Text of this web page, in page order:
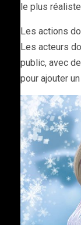
le plus
Les actions
Les acteurs
public, avec
pour ajouter